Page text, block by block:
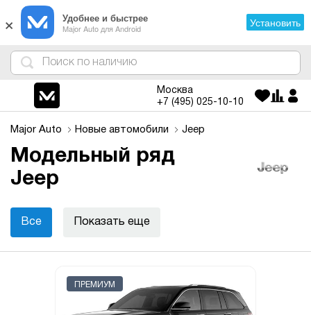
4
1
3
2
Москва
+7 (495) 025-10-10
Major Auto Новые автомобили Jeep
Модельный ряд
Jeep
Все Показать еще
ПРЕМИУМ
× Удобнее и быстрее
Major Auto для Android Установить